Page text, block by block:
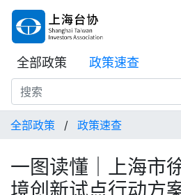
全部政策 政策速查
全部政策 / 政策速查
一图读懂｜上海市
境创新试点行动方